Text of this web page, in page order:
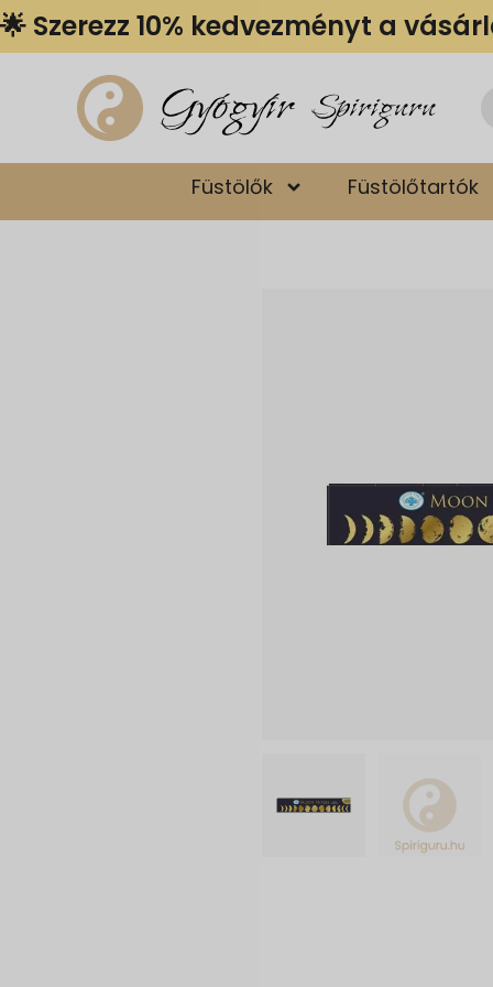
🌟 Szerezz 10% kedvezményt a
Gyógyír Spiriguru
Füstölők Füstölőtartók